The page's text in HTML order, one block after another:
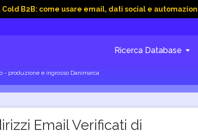
come usare email, dati social e automazioni senza
Ricerca Database
- produzione e ingrosso Danimarca
Email Verificati di